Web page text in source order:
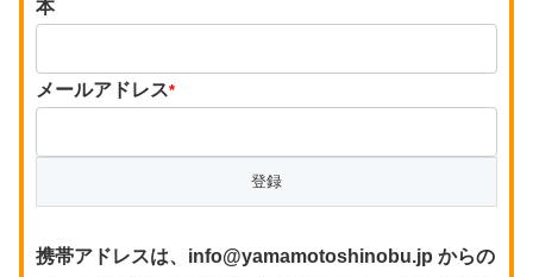
本
メールアドレス*
携帯アドレスは、info@yamamotoshinobu.jp からの